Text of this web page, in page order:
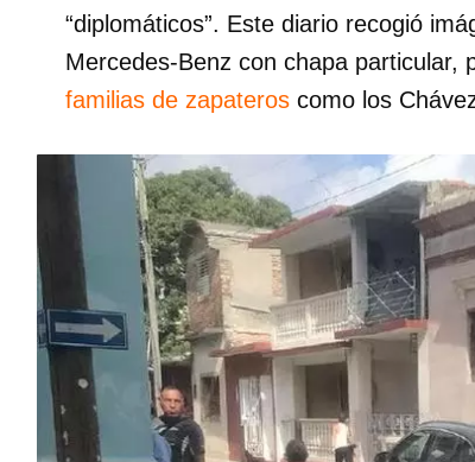
“diplomáticos”. Este diario recogió
Mercedes-Benz con chapa particular,
familias de zapateros como los